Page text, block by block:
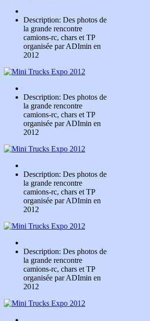
Description: Des photos de
la grande rencontre
camions-rc, chars et TP
organisée par ADImin en
2012
Description: Des photos de
la grande rencontre
camions-rc, chars et TP
organisée par ADImin en
2012
Description: Des photos de
la grande rencontre
camions-rc, chars et TP
organisée par ADImin en
2012
Description: Des photos de
la grande rencontre
camions-rc, chars et TP
organisée par ADImin en
2012